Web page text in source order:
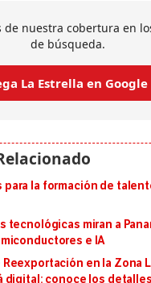
de nuestra cobertura en
de búsqueda.
La Estrella en
para la formación de
tecnológicas miran a
e IA
en la Zona
digital: conoce los detalles